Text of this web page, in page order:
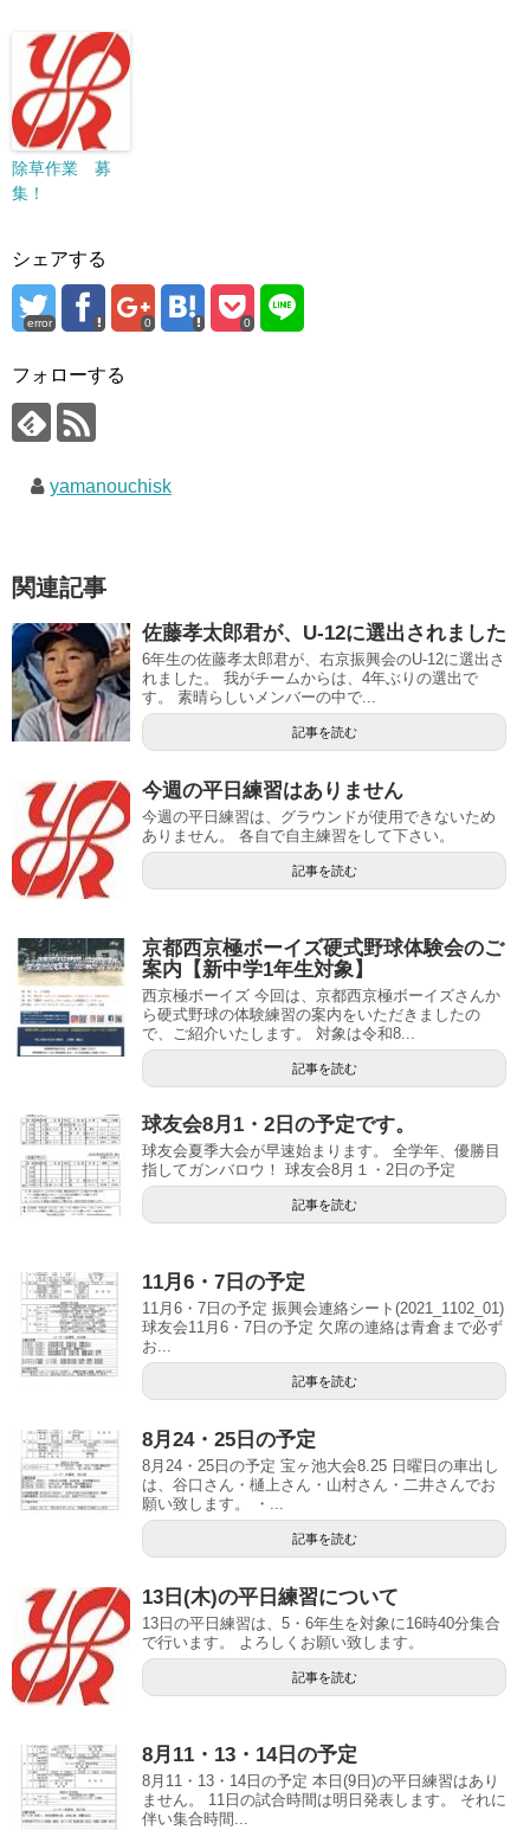
除草作業 募
集！
シェアする
error 0 0
フォローする
yamanouchisk
関連記事
佐藤孝太郎君が、U-12に選出されました
6年生の佐藤孝太郎君が、右京振興会のU-12に選出さ
れました。 我がチームからは、4年ぶりの選出で
す。 素晴らしいメンバーの中で...
記事を読む
今週の平日練習はありません
今週の平日練習は、グラウンドが使用できないため
ありません。 各自で自主練習をして下さい。
記事を読む
京都西京極ボーイズ硬式野球体験会のご
案内【新中学1年生対象】
西京極ボーイズ 今回は、京都西京極ボーイズさんか
ら硬式野球の体験練習の案内をいただきましたの
で、ご紹介いたします。 対象は令和8...
記事を読む
球友会8月1・2日の予定です。
球友会夏季大会が早速始まります。 全学年、優勝目
指してガンバロウ！ 球友会8月１・2日の予定
記事を読む
11月6・7日の予定
11月6・7日の予定 振興会連絡シート(2021_1102_01)
球友会11月6・7日の予定 欠席の連絡は青倉まで必ず
お...
記事を読む
8月24・25日の予定
8月24・25日の予定 宝ヶ池大会8.25 日曜日の車出し
は、谷口さん・樋上さん・山村さん・二井さんでお
願い致します。 ・...
記事を読む
13日(木)の平日練習について
13日の平日練習は、5・6年生を対象に16時40分集合
で行います。 よろしくお願い致します。
記事を読む
8月11・13・14日の予定
8月11・13・14日の予定 本日(9日)の平日練習はあり
ません。 11日の試合時間は明日発表します。 それに
伴い集合時間...